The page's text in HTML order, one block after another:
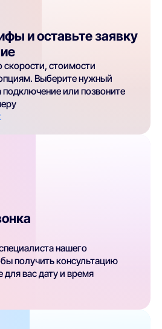
и оставьте заявку
стоимости
Выберите нужный
подключение или позвоните
нашего
получить консультацию
для вас дату и время